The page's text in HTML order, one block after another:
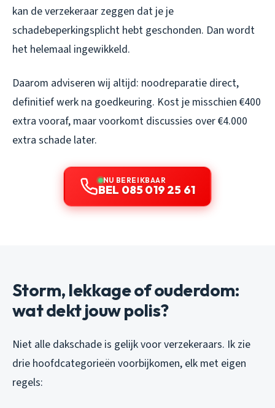
kan de verzekeraar zeggen dat je je
schadebeperkingsplicht hebt geschonden. Dan wordt
het helemaal ingewikkeld.
Daarom adviseren wij altijd: noodreparatie direct,
definitief werk na goedkeuring. Kost je misschien €400
extra vooraf, maar voorkomt discussies over €4.000
extra schade later.
NU BEREIKBAAR
BEL 085 019 25 61
Storm, lekkage of ouderdom:
wat dekt jouw polis?
Niet alle dakschade is gelijk voor verzekeraars. Ik zie
drie hoofdcategorieën voorbijkomen, elk met eigen
regels: